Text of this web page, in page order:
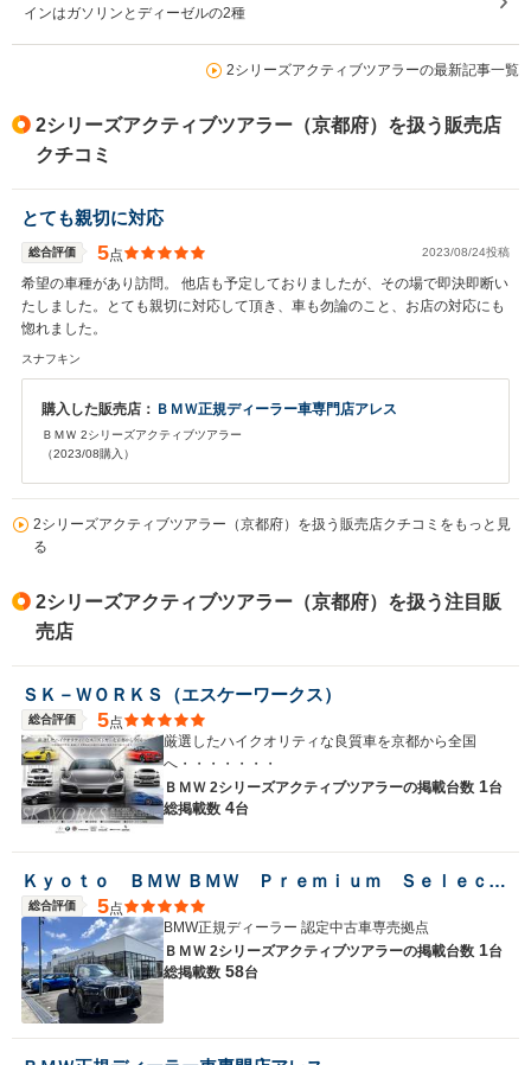
インはガソリンとディーゼルの2種
2シリーズアクティブツアラーの最新記事一覧
2シリーズアクティブツアラー（京都府）を扱う販売店
クチコミ
とても親切に対応
総合評価 5点 2023/08/24投稿
希望の車種があり訪問。 他店も予定しておりましたが、その場で即決即断い
たしました。とても親切に対応して頂き、車も勿論のこと、お店の対応にも
惚れました。
スナフキン
購入した販売店： ＢＭＷ正規ディーラー車専門店アレス
ＢＭＷ 2シリーズアクティブツアラー
（2023/08購入）
2シリーズアクティブツアラー（京都府）を扱う販売店クチコミをもっと見
る
2シリーズアクティブツアラー（京都府）を扱う注目販
売店
ＳＫ－ＷＯＲＫＳ（エスケーワークス）
総合評価 5点
厳選したハイクオリティな良質車を京都から全国
へ・・・・・・・
ＢＭＷ 2シリーズアクティブツアラーの掲載台数 1台
総掲載数 4台
Ｋｙｏｔｏ ＢＭＷ ＢＭＷ Ｐｒｅｍｉｕｍ Ｓｅｌｅｃｔｉｏｎ 城陽
総合評価 5点
BMW正規ディーラー 認定中古車専売拠点
ＢＭＷ 2シリーズアクティブツアラーの掲載台数 1台
総掲載数 58台